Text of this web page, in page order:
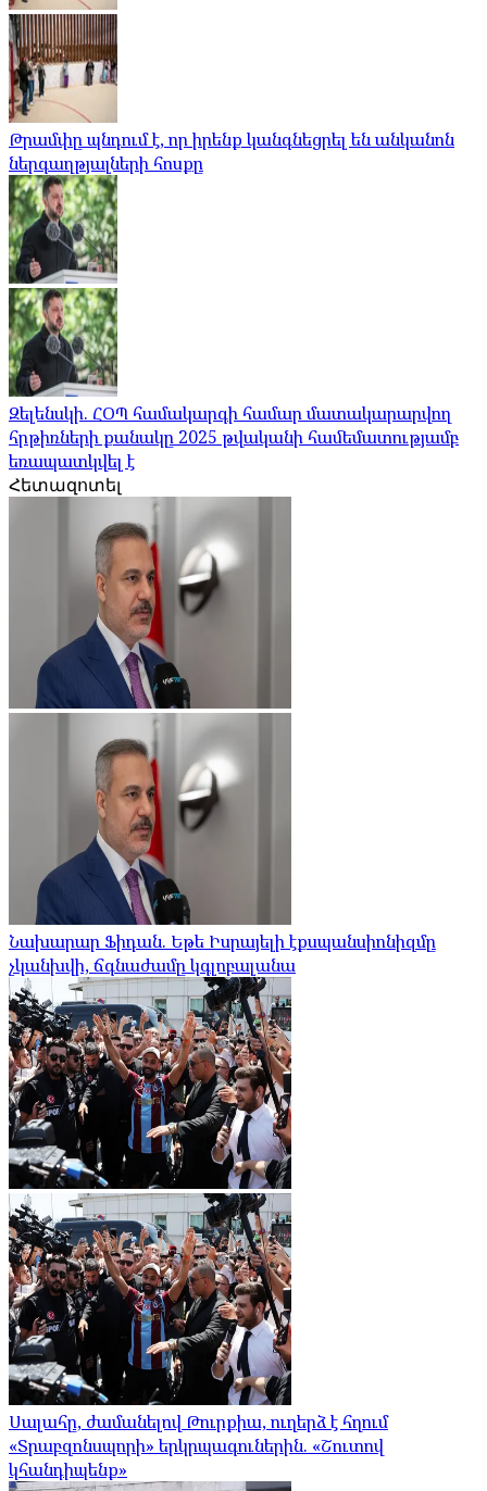
Թրամփը պնդում է, որ իրենք կանգնեցրել են անկանոն
ներգաղթյալների հոսքը
Զելենսկի. ՀՕՊ համակարգի համար մատակարարվող
հրթիռների քանակը 2025 թվականի համեմատությամբ
եռապատկվել է
Հետազոտել
Նախարար Ֆիդան. Եթե Իսրայելի էքսպանսիոնիզմը
չկանխվի, ճգնաժամը կգլոբալանա
Սալահը, ժամանելով Թուրքիա, ուղերձ է հղում
«Տրաբզոնսպորի» երկրպագուներին. «Շուտով
կհանդիպենք»